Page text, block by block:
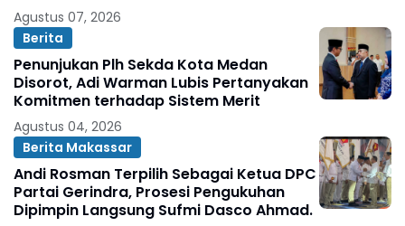
Agustus 07, 2026
Berita
Penunjukan Plh Sekda Kota Medan
Disorot, Adi Warman Lubis Pertanyakan
Komitmen terhadap Sistem Merit
Agustus 04, 2026
Berita Makassar
Andi Rosman Terpilih Sebagai Ketua DPC
Partai Gerindra, Prosesi Pengukuhan
Dipimpin Langsung Sufmi Dasco Ahmad.